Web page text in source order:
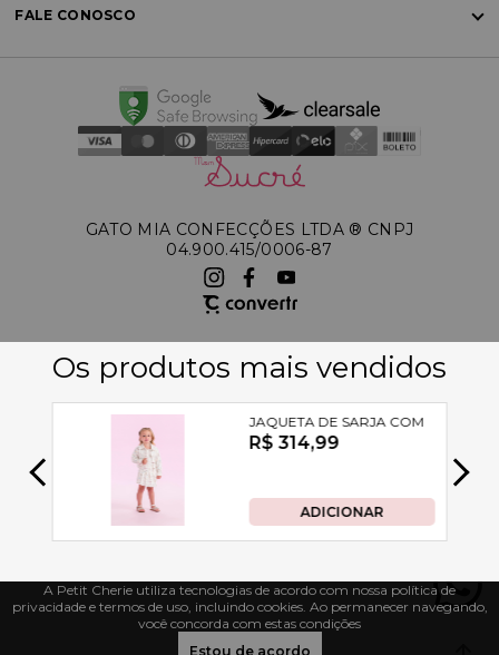
FALE CONOSCO
GATO MIA CONFECÇÕES LTDA ®️ CNPJ
04.900.415/0006-87
A Petit Cherie utiliza tecnologias de acordo com nossa política de
privacidade e termos de uso, incluindo cookies. Ao permanecer navegando,
você concorda com estas condições
Estou de acordo